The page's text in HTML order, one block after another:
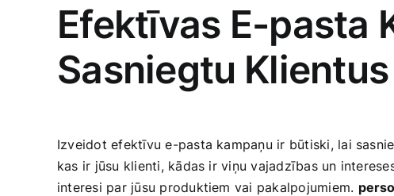
Efektīvas E-pasta
Sasniegtu ⁤Klientus
Izveidot efektīvu ​e-pasta kampaņu ir būtiski, lai
kas ir jūsu klienti, kādas ir viņu vajadzības un
interesi par jūsu produktiem vai pakalpojumiem.